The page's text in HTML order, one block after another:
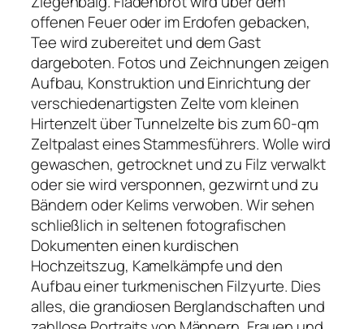
offenen Feuer oder im Erdofen gebacken,
Tee wird zubereitet und dem Gast
dargeboten. Fotos und Zeichnungen zeigen
Aufbau, Konstruktion und Einrichtung der
verschiedenartigsten Zelte vom kleinen
Hirtenzelt über Tunnelzelte bis zum 60-qm
Zeltpalast eines Stammesführers. Wolle wird
gewaschen, getrocknet und zu Filz verwalkt
oder sie wird versponnen, gezwirnt und zu
Bändern oder Kelims verwoben. Wir sehen
schließlich in seltenen fotografischen
Dokumenten einen kurdischen
Hochzeitszug, Kamelkämpfe und den
Aufbau einer turkmenischen Filzyurte. Dies
alles, die grandiosen Berglandschaften und